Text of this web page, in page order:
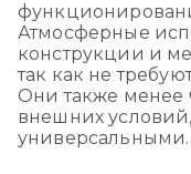
Атмосферные
конструкции и
так как не
Они также менее
внешних
универсальными.